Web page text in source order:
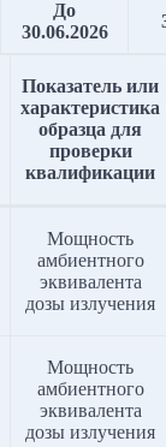
До
30.06.2026
Показатель или
характеристика
образца для
проверки
квалификации
Мощность
амбиентного
эквивалента
дозы излучения
Мощность
амбиентного
эквивалента
дозы излучения